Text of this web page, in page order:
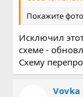
Покажите
Исключил
схеме -
Схему
Vovka